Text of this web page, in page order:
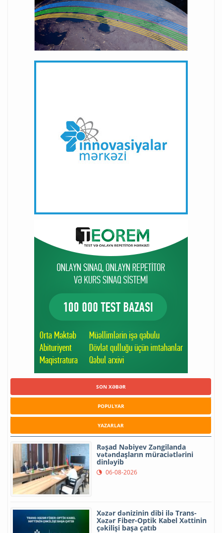
SON XƏBƏR
POPULYAR
YAZARLAR
Rəşad Nəbiyev Zəngilanda
vətəndaşların müraciətlərini
dinləyib
06-08-2026
Xəzər dənizinin dibi ilə Trans-
Xəzər Fiber-Optik Kabel Xəttinin
çəkilişi başa çatıb